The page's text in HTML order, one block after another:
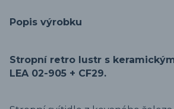
Popis výrobku
Stropní retro lustr s
LEA 02-905 + CF29.